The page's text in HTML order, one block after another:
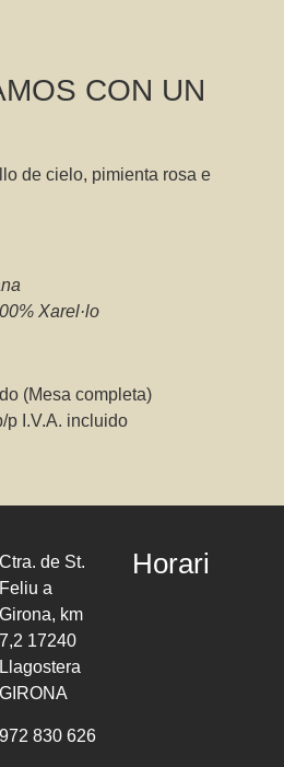
CON UN
de cielo, pimienta rosa e
Xarel·lo
(Mesa completa)
p I.V.A. incluido
Ctra. de St.
Feliu a
Girona, km
7,2 17240
Llagostera
GIRONA
972 830 626
Horari